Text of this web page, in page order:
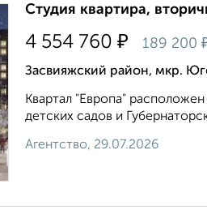
Студия квартира,
4 554 760 ₽ 189 200
Засвияжский район, мкр.
Квартал "Европа"
детских садов и
Агентство, 29.07.2026